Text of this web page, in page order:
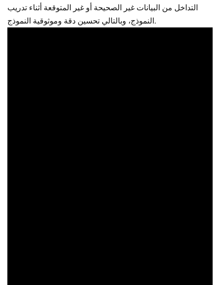
التداخل من البيانات غير الصحيحة أو غير المتوقعة أثناء تدريب
النموذج، وبالتالي تحسين دقة وموثوقية النموذج.